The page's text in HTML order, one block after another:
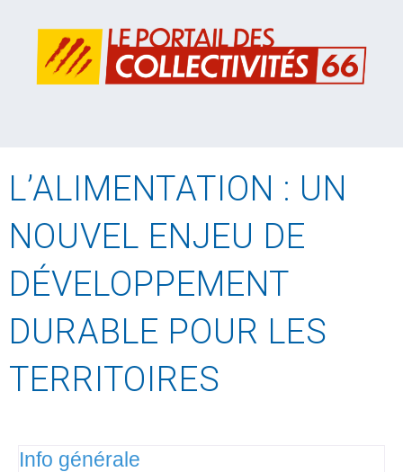
L’ALIMENTATION : UN
NOUVEL ENJEU DE
DÉVELOPPEMENT
DURABLE POUR LES
TERRITOIRES
Info générale